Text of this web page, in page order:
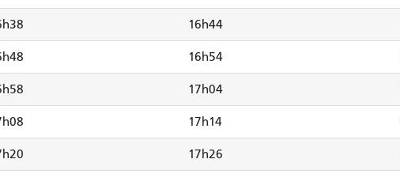
16h44
16h54
17h04
17h14
17h26